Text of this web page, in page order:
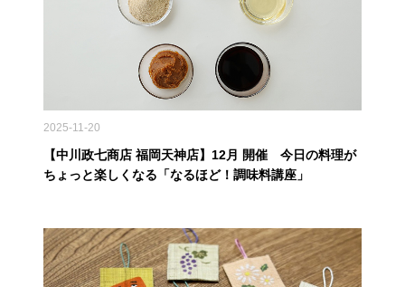
2025-11-20
【中川政七商店 福岡天神店】12月 開催 今日の料理が
ちょっと楽しくなる「なるほど！調味料講座」